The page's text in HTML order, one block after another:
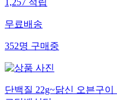
1,257적립
무료배송
352명구매중
단백질 22g~닭신 오븐구